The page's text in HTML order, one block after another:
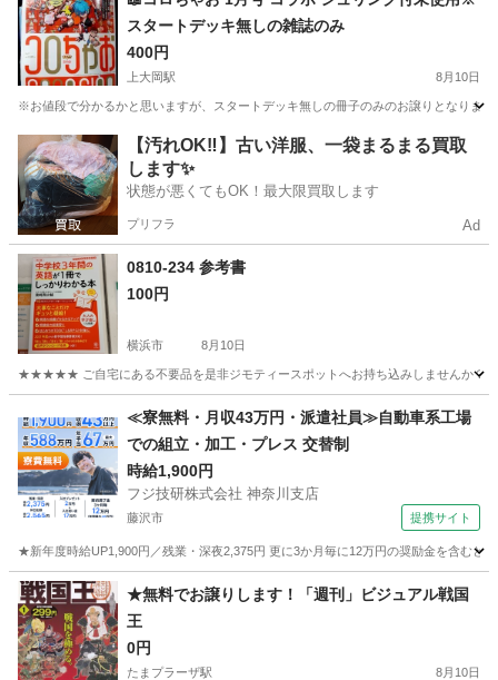
スタートデッキ無しの雑誌のみ
400円
上大岡駅 8月10日
※お値段で分かるかと思いますが、スタートデッキ無しの冊子のみのお譲りとなりま
神奈川 横浜市 上大岡駅 雑誌 シュリンク
【汚れOK‼️】古い洋服、一袋まるまる買取
します✨
状態が悪くてもOK！最大限買取します
プリフラ Ad
0810-234 参考書
100円
横浜市 8月10日
★★★★★ ご自宅にある不要品を是非ジモティースポットへお持ち込みしませんか？
参考書 現地
≪寮無料・月収43万円・派遣社員≫自動車系工場
での組立・加工・プレス 交替制
時給1,900円
フジ技研株式会社 神奈川支店
藤沢市 提携サイト
★新年度時給UP1,900円／残業・深夜2,375円 更に3か月毎に12万円の奨励金を含む
神奈川 藤沢市 その他
★無料でお譲りします！「週刊」ビジュアル戦国
王
0円
たまプラーザ駅 8月10日